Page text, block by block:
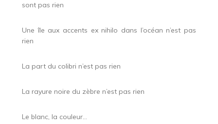
sont pas rien
Une île aux accents ex nihilo dans l’océan n’est pas
rien
La part du colibri n’est pas rien
La rayure noire du zèbre n’est pas rien
Le blanc, la couleur…